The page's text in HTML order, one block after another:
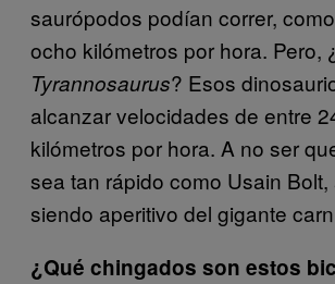
saurópodos podían correr,
ocho kilómetros por hora. Pero,
Tyrannosaurus? Esos
alcanzar velocidades de entre
kilómetros por hora. A no ser
sea tan rápido como Usain
siendo aperitivo del gigante
¿Qué chingados son estos